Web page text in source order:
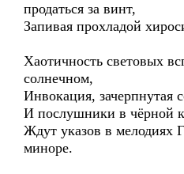
продаться за винт,
Запивая прохладой
Хаотичность световых
солнечном,
Инвокация, зачерпнутая
И послушники в чёрной
Ждут указов в мелодиях
миноре.